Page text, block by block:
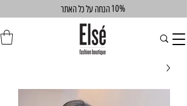
הנחה על כל האתר10%